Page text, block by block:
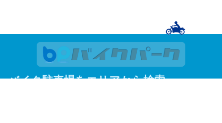
バイク駐車場をエリアから検索